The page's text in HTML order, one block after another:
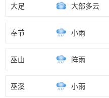
大足 大部多云
奉节 小雨
巫山 阵雨
巫溪 小雨